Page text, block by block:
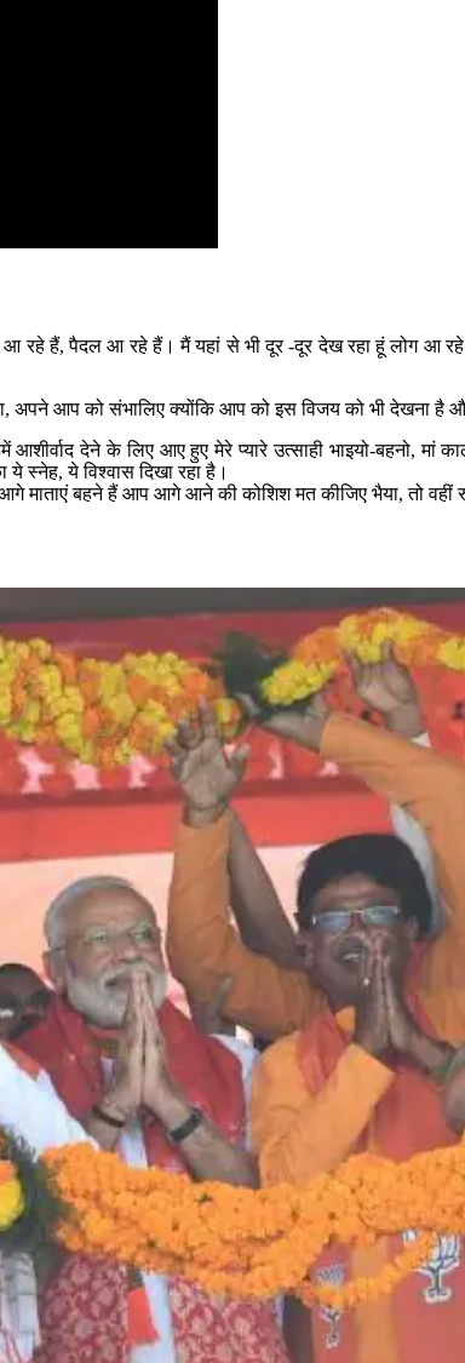
आ रहे हैं, पैदल आ रहे हैं। मैं यहां से भी दूर -दूर देख रहा हूं लोग आ
अपने आप को संभालिए क्योंकि आप को इस विजय को भी देखना
आशीर्वाद देने के लिए आए हुए मेरे प्यारे उत्साही भाइयो-बहनो,
स्नेह, ये विश्वास दिखा रहा है।
माताएं बहने हैं आप आगे आने की कोशिश मत कीजिए भैया, तो